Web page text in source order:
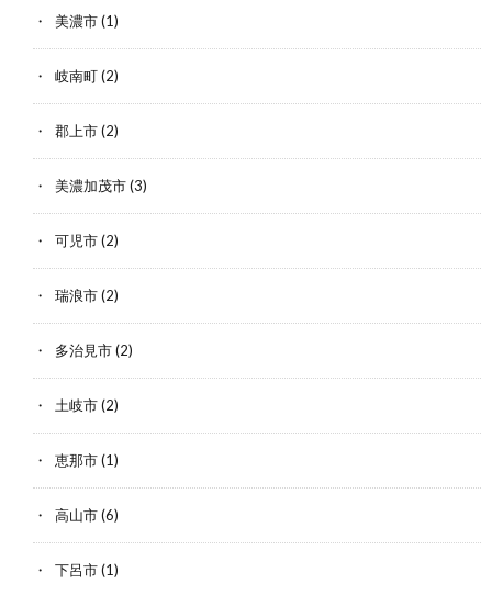
美濃市(1)
岐南町(2)
郡上市(2)
美濃加茂市(3)
可児市(2)
瑞浪市(2)
多治見市(2)
土岐市(2)
恵那市(1)
高山市(6)
下呂市(1)